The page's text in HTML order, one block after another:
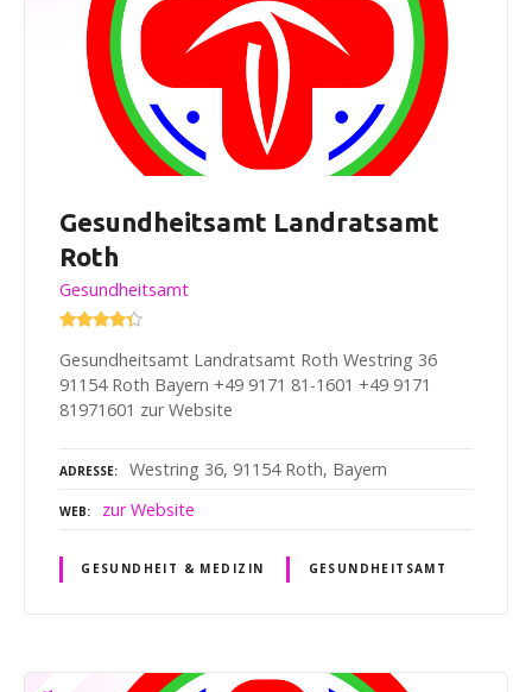
Gesundheitsamt Landratsamt
Roth
Gesundheitsamt
Gesundheitsamt Landratsamt Roth Westring 36
91154 Roth Bayern +49 9171 81-1601 +49 9171
81971601 zur Website
ADRESSE Westring 36, 91154 Roth, Bayern
WEB zur Website
GESUNDHEIT & MEDIZIN GESUNDHEITSAMT